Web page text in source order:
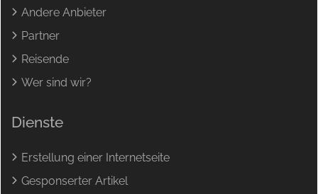
Andere Anbieter
Partner
Reisende
Wer sind wir?
Dienste
Erstellung einer Internetseite
Gesponserter Artikel